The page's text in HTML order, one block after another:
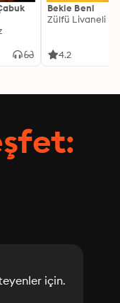
Bekle Beni
Zülfü Livaneli
4.2
için.